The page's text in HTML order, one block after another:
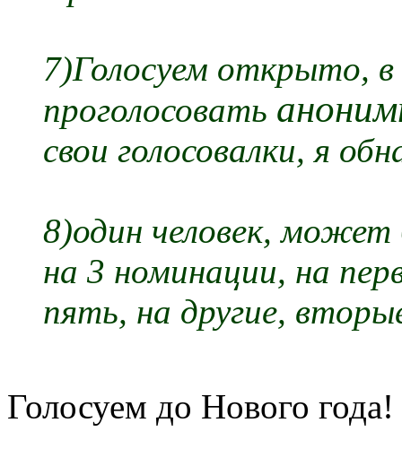
7)Голосуем открыто,
проголосовать
свои голосовалки, я
8)один человек,
на 3 номинации, на
пять, на другие,
Голосуем до Нового года!